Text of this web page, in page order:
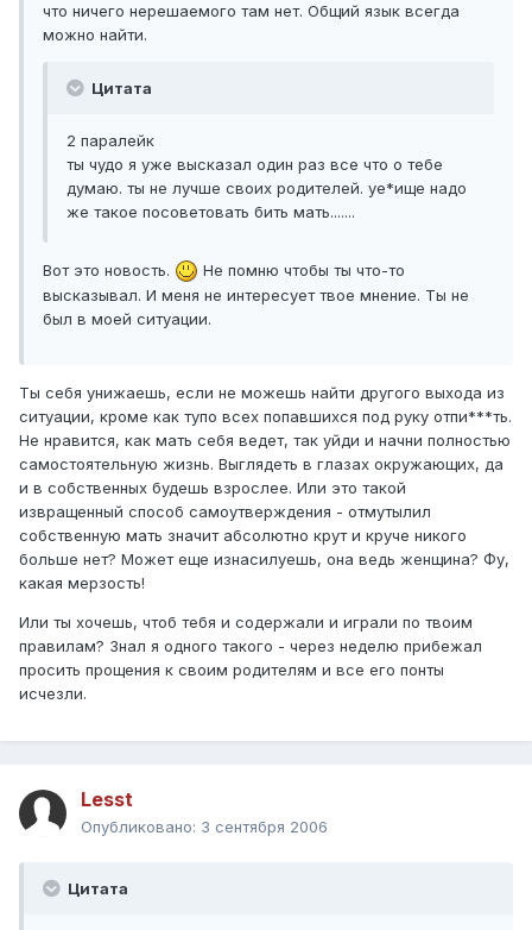
что ничего нерешаемого там нет. Общий язык всегда
можно найти.
Цитата
2 паралейк
ты чудо я уже высказал один раз все что о тебе
думаю. ты не лучше своих родителей. уе*ище надо
же такое посоветовать бить мать.......
Вот это новость.
Не помню чтобы ты что-то
высказывал. И меня не интересует твое мнение. Ты не
был в моей ситуации.
Ты себя унижаешь, если не можешь найти другого выхода из
ситуации, кроме как тупо всех попавшихся под руку отпи***ть.
Не нравится, как мать себя ведет, так уйди и начни полностью
самостоятельную жизнь. Выглядеть в глазах окружающих, да
и в собственных будешь взрослее. Или это такой
извращенный способ самоутверждения - отмутылил
собственную мать значит абсолютно крут и круче никого
больше нет? Может еще изнасилуешь, она ведь женщина? Фу,
какая мерзость!
Или ты хочешь, чтоб тебя и содержали и играли по твоим
правилам? Знал я одного такого - через неделю прибежал
просить прощения к своим родителям и все его понты
исчезли.
Lesst
Опубликовано: 3 сентября 2006
Цитата